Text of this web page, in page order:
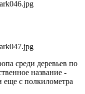
среди деревьев по
название -
с полкилометра